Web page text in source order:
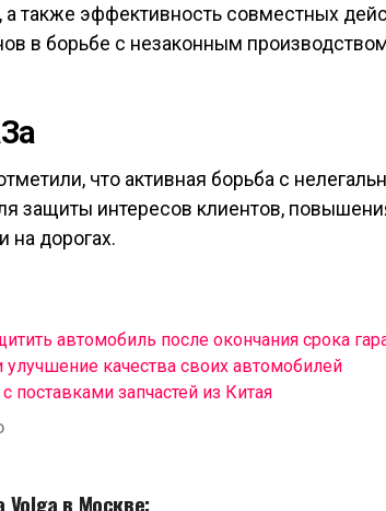
а также эффективность совместных
в борьбе с незаконным
что активная борьба с
защиты интересов клиентов,
на дорогах.
автомобиль после окончания срока
качества своих автомобилей
поставками запчастей из Китая
в Москве: